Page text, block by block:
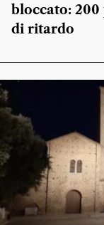
bloccato: 200
di ritardo